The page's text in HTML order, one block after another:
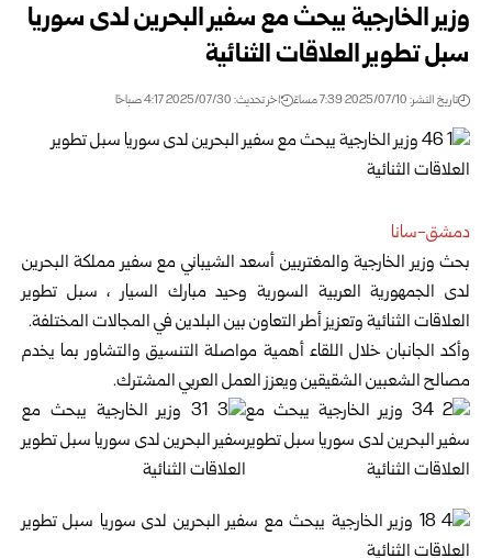
وزير الخارجية يبحث مع سفير البحرين لدى سوريا
سبل تطوير العلاقات الثنائية
تاريخ النشر: 2025/07/10 7:39 مساءً اخر تحديث: 2025/07/30 4:17 صباحًا
دمشق-سانا
بحث وزير الخارجية والمغتربين أسعد الشيباني مع سفير مملكة البحرين
لدى الجمهورية العربية السورية وحيد مبارك السيار ، سبل تطوير
العلاقات الثنائية وتعزيز أطر التعاون بين البلدين في المجالات المختلفة.
وأكد الجانبان خلال اللقاء أهمية مواصلة التنسيق والتشاور بما يخدم
مصالح الشعبين الشقيقين ويعزز العمل العربي المشترك.